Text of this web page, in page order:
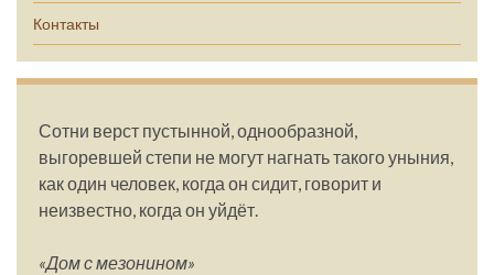
Контакты
Сотни верст пустынной, однообразной,
выгоревшей степи не могут нагнать такого уныния,
как один человек, когда он сидит, говорит и
неизвестно, когда он уйдёт.
«Дом с мезонином»